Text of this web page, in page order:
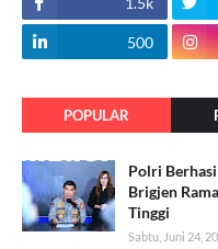
500
POPULAR
Polri
Brigjen
Tinggi
Sabtu, Juni 24,